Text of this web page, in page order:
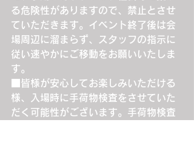
る危険性がありますので、禁止とさせ
ていただきます。イベント終了後は会
場周辺に溜まらず、スタッフの指示に
従い速やかにご移動をお願いいたしま
す。
■皆様が安心してお楽しみいただける
様、入場時に手荷物検査をさせていた
だく可能性がございます。手荷物検査